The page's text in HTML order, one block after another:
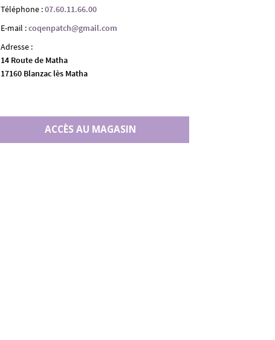
Téléphone :07.60.11.66.00
E-mail :coqenpatch@gmail.com
Adresse :
14 Route de Matha
17160 Blanzac lès Matha
ACCÈS AU MAGASIN